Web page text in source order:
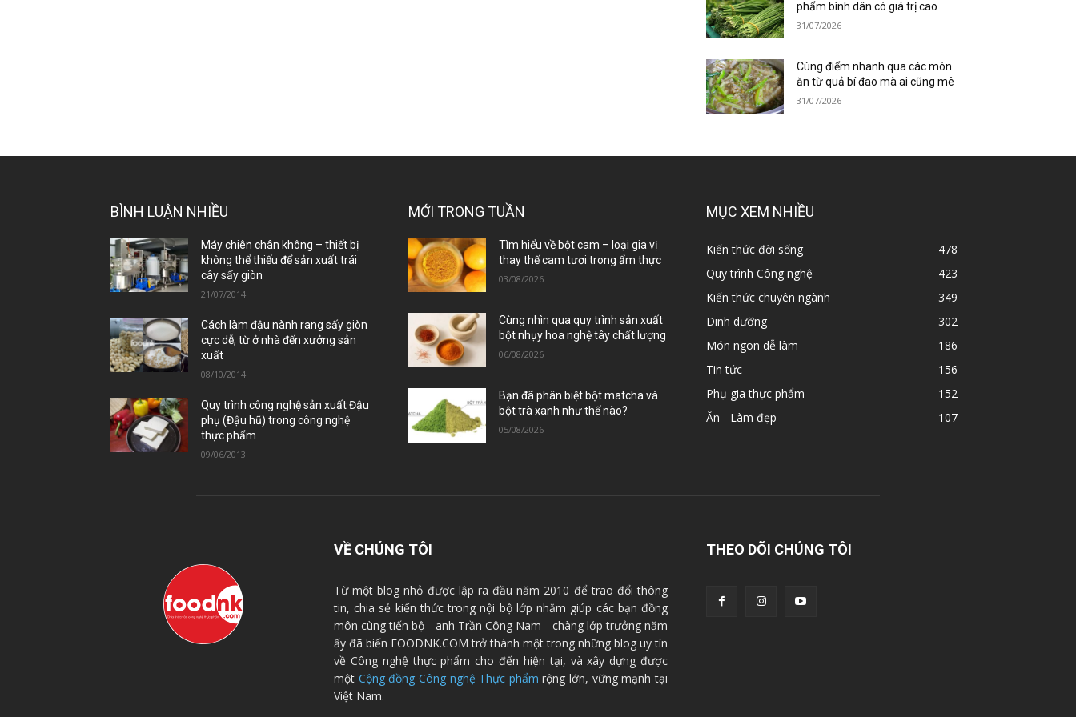
phẩm bình dân có giá trị cao
31/07/2026
Cùng điểm nhanh qua các món
ăn từ quả bí đao mà ai cũng mê
31/07/2026
BÌNH LUẬN NHIỀU
Máy chiên chân không – thiết bị
không thể thiếu để sản xuất trái
cây sấy giòn
21/07/2014
Cách làm đậu nành rang sấy giòn
cực dễ, từ ở nhà đến xưởng sản
xuất
08/10/2014
Quy trình công nghệ sản xuất Đậu
phụ (Đậu hũ) trong công nghệ
thực phẩm
09/06/2013
MỚI TRONG TUẦN
Tìm hiểu về bột cam – loại gia vị
thay thế cam tươi trong ẩm thực
03/08/2026
Cùng nhìn qua quy trình sản xuất
bột nhụy hoa nghệ tây chất lượng
06/08/2026
Bạn đã phân biệt bột matcha và
bột trà xanh như thế nào?
05/08/2026
MỤC XEM NHIỀU
Kiến thức đời sống
478
Quy trình Công nghệ
423
Kiến thức chuyên ngành
349
Dinh dưỡng
302
Món ngon dễ làm
186
Tin tức
156
Phụ gia thực phẩm
152
Ăn - Làm đẹp
107
VỀ CHÚNG TÔI
Từ một blog nhỏ được lập ra đầu năm 2010 để trao đổi thông
tin, chia sẻ kiến thức trong nội bộ lớp nhằm giúp các bạn đồng
môn cùng tiến bộ - anh Trần Công Nam - chàng lớp trưởng năm
ấy đã biến FOODNK.COM trở thành một trong những blog uy tín
về Công nghệ thực phẩm cho đến hiện tại, và xây dựng được
một Cộng đồng Công nghệ Thực phẩm rộng lớn, vững mạnh tại
Việt Nam.
THEO DÕI CHÚNG TÔI